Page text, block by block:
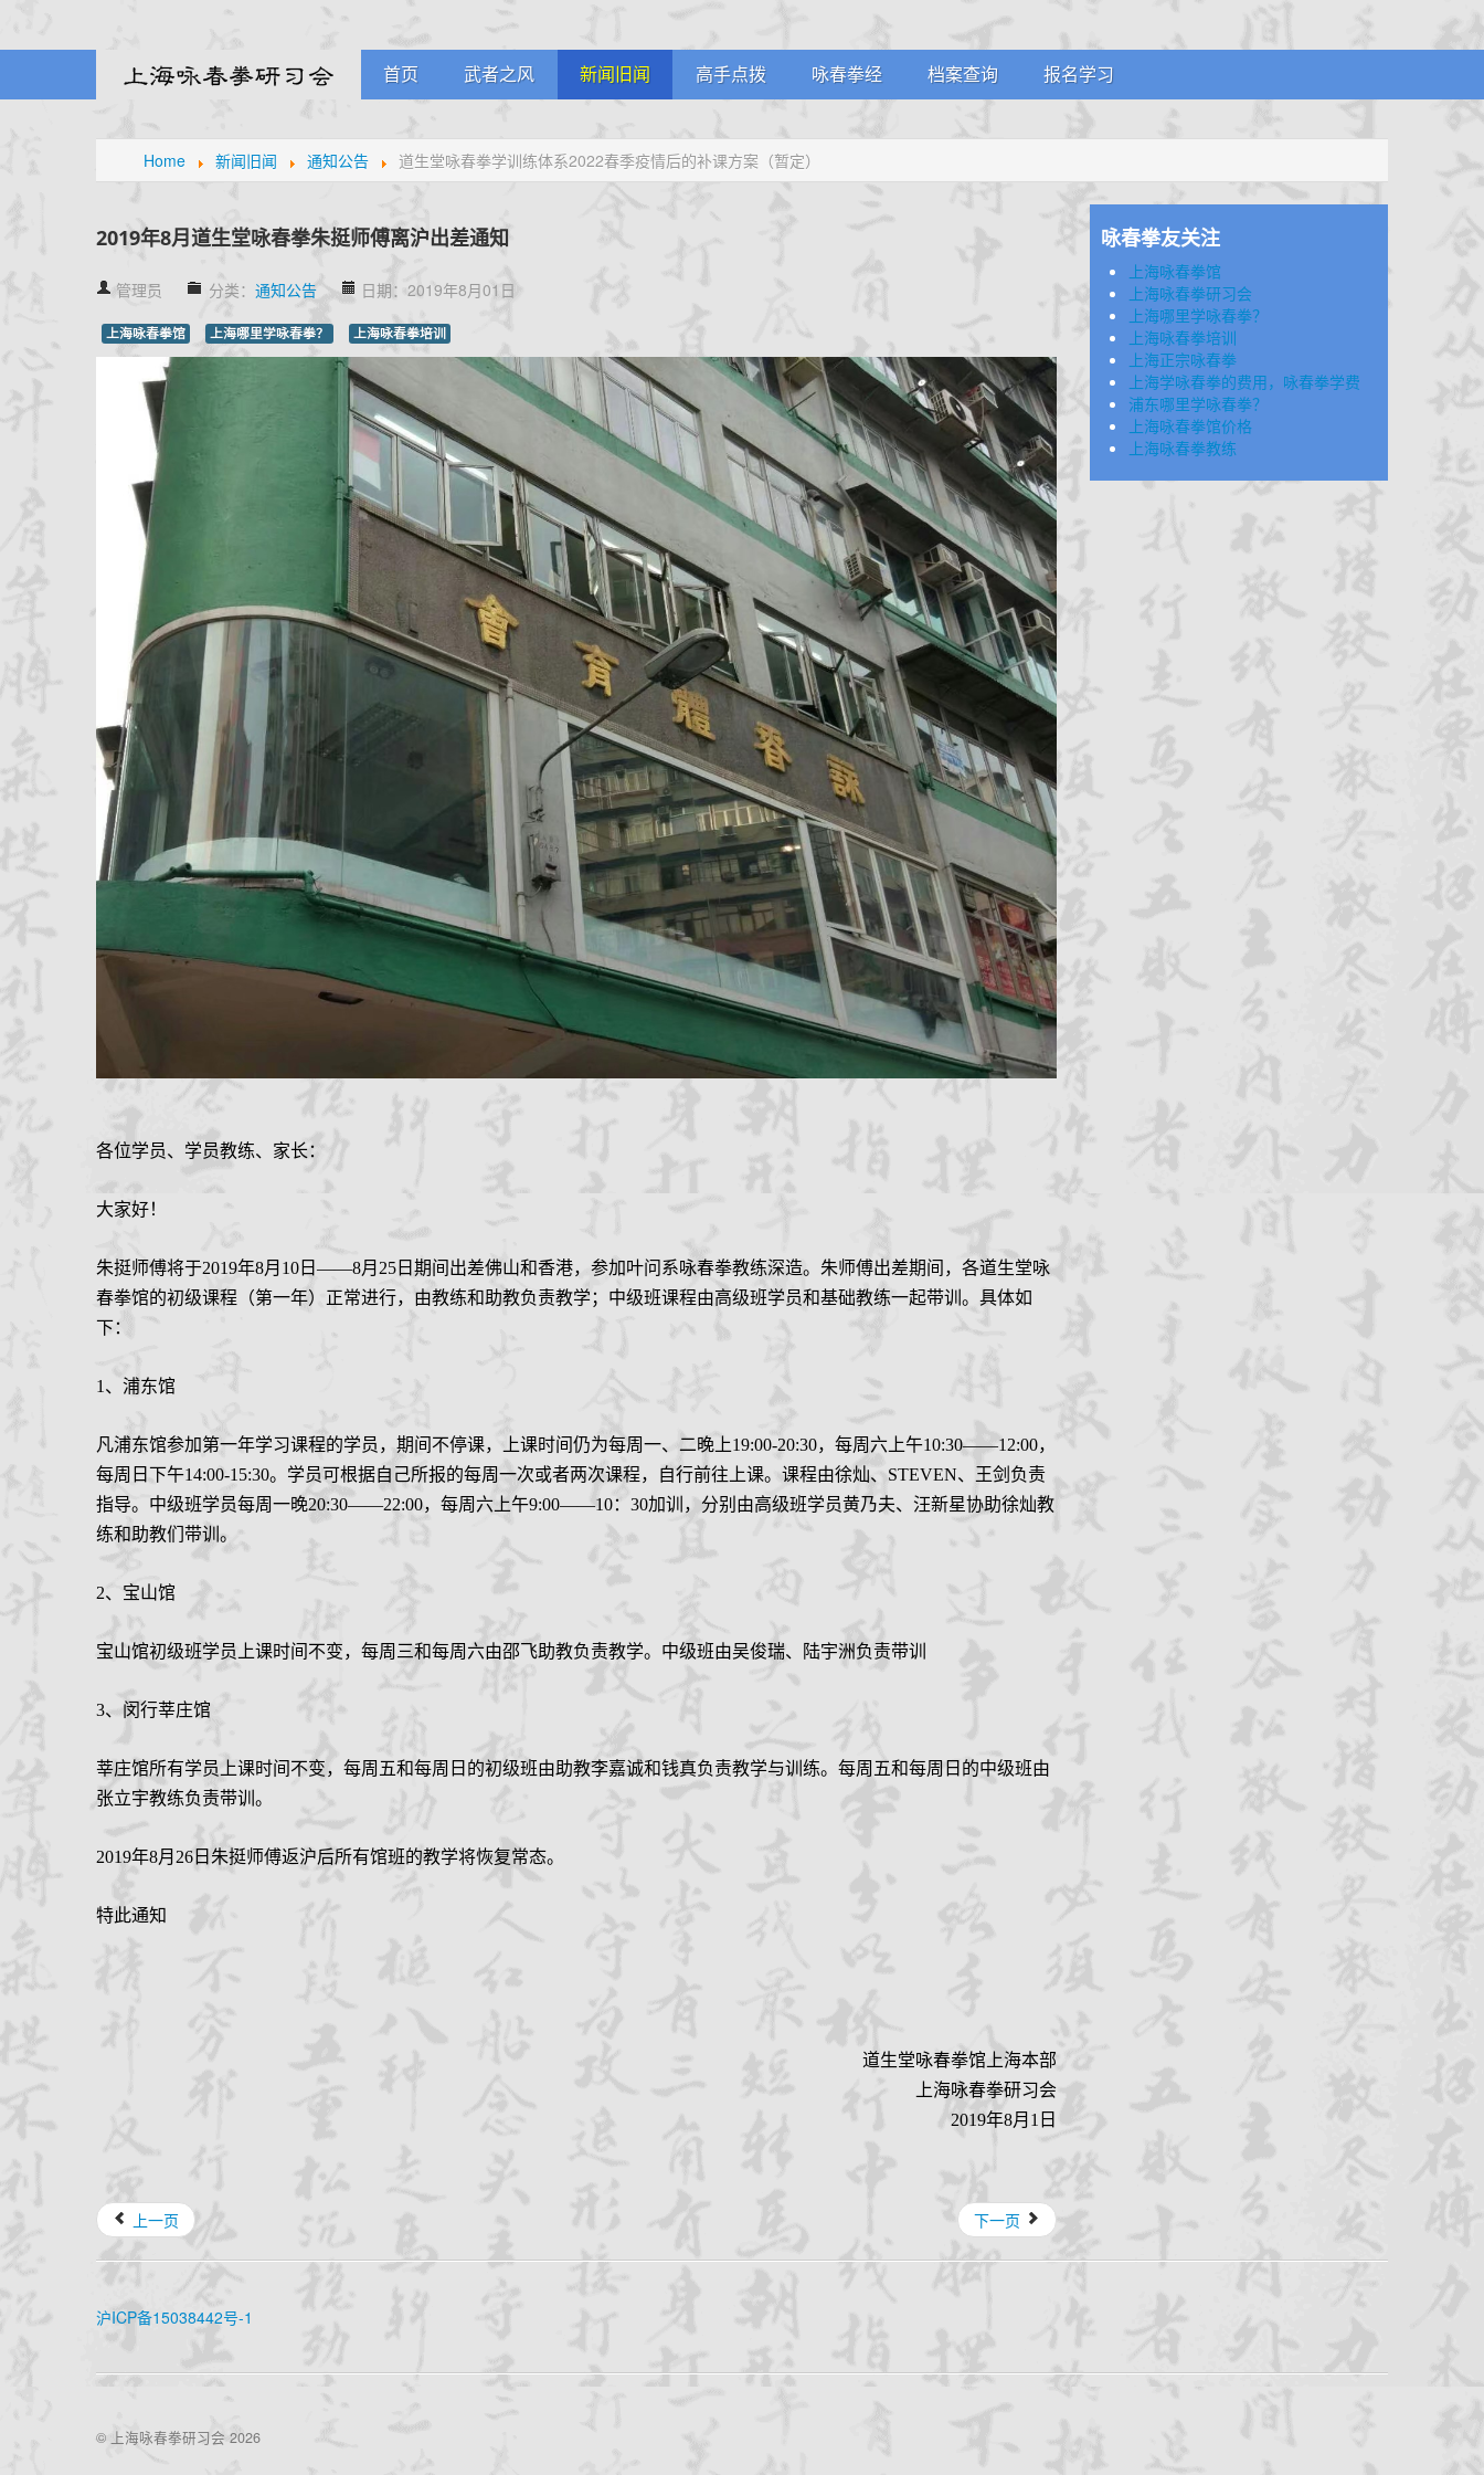
首页 武者之风
课堂剪影
学员风采
新闻旧闻
武林掌故
通知公告
高手点拨
名家论拳
视频课堂
咏春拳经 档案查询
教练认证
报名学习
体系制度
Home 新闻旧闻 通知公告 道生堂咏春拳学训练体系2022春季疫情后的补课方案（暂定）
2019年8月道生堂咏春拳朱挺师傅离沪出差通知
管理员 分类： 通知公告 日期：2019年8月01日
上海咏春拳馆 上海哪里学咏春拳？ 上海咏春拳培训
各位学员、学员教练、家长：
大家好！
朱挺师傅将于2019年8月 10 日 ——8月25日期间 出差佛山和香港， 参加叶问系咏春拳教练深造。朱师傅出差期间 ，各道生堂咏
春拳馆的初级课程 （第一年）正常进行，由教练和助教负责教学；中级班课程由高级班学员和基础教练一起带训。具体如
下：
1、浦东馆
凡浦东馆参加第一年学习课程的学员，期间不停课，上课时间仍为每周一、 二晚上19:00-20:30， 每周六上午10:30——12:00，
每周日下午14:00-15:30。 学员可根据自己所报的每周一次或者两次课程，自行前往上课。 课程由徐灿、 STEVEN、王剑 负责
指导。 中级班学员每周一晚20:30——22:00，每周六上午9:00——10：30加训，分别由高级班学员黄乃夫、汪新星协助徐灿教
练和助教们带训。
2、宝山馆
宝山馆初级班学员上课时间不变，每周三和每周六由邵飞助教负责教学。中级班由吴俊瑞、陆宇洲负责带训
3、闵行莘庄馆
莘庄馆所有学员上课时间不变，每周五和每周日的初级班由助教李嘉诚和钱真负责教学与训练。每周五和每周日的中级班由
张立宇教练负责带训。
2019年8月26日朱挺师傅返沪后所有馆班的教学将恢复常态。
特此通知
道生堂咏春拳馆上海本部
上海咏春拳研习会
2019年8月1日
上一页 下一页
咏春拳友关注
上海咏春拳馆
上海咏春拳研习会
上海哪里学咏春拳？
上海咏春拳培训
上海正宗咏春拳
上海学咏春拳的费用，咏春拳学费
浦东哪里学咏春拳？
上海咏春拳馆价格
上海咏春拳教练
沪ICP备15038442号-1
© 上海咏春拳研习会 2026